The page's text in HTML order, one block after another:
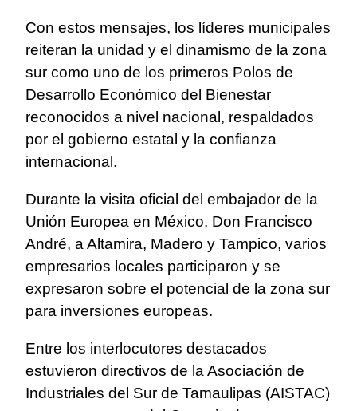
Con estos mensajes, los líderes municipales
reiteran la unidad y el dinamismo de la zona
sur como uno de los primeros Polos de
Desarrollo Económico del Bienestar
reconocidos a nivel nacional, respaldados
por el gobierno estatal y la confianza
internacional.
Durante la visita oficial del embajador de la
Unión Europea en México, Don Francisco
André, a Altamira, Madero y Tampico, varios
empresarios locales participaron y se
expresaron sobre el potencial de la zona sur
para inversiones europeas.
Entre los interlocutores destacados
estuvieron directivos de la Asociación de
Industriales del Sur de Tamaulipas (AISTAC)